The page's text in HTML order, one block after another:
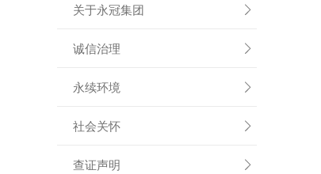
关于永冠集团 
诚信治理 
永续环境 
社会关怀 
查证声明 